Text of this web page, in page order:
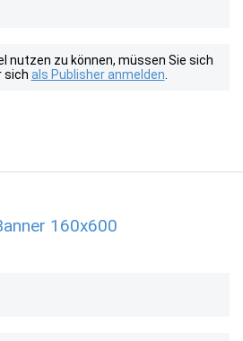
nutzen zu können, müssen Sie sich
sich als Publisher anmelden
160x600